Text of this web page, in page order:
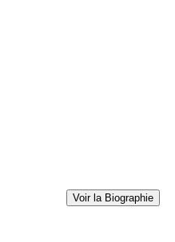
Voir la Biographie